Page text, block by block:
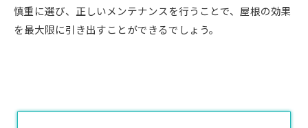
慎重に選び、正しいメンテナンスを行うことで、屋根の効果
を最大限に引き出すことができるでしょう。